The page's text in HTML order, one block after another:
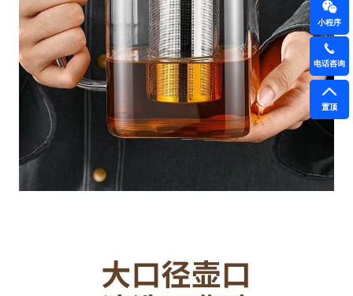
小程序
电话咨询
置顶